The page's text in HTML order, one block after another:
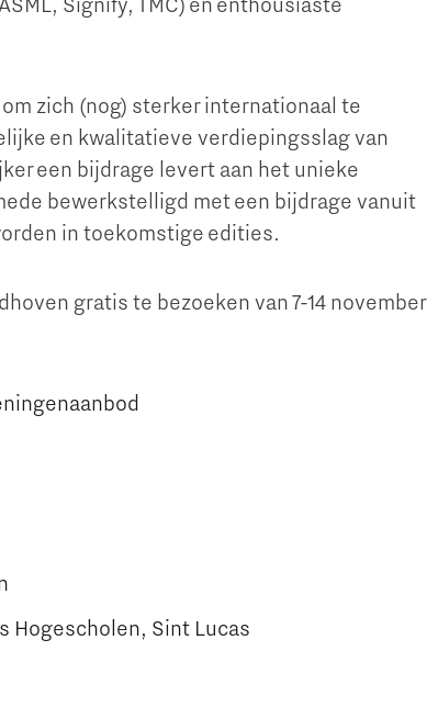
Micro and nano electronics
Signify, TMC) en enthousiaste
zich (nog) sterker internationaal te
en kwalitatieve verdiepingsslag van
een bijdrage levert aan het unieke
bewerkstelligd met een bijdrage vanuit
in toekomstige edities.
gratis te bezoeken van 7-14 november
Hogescholen, Sint Lucas